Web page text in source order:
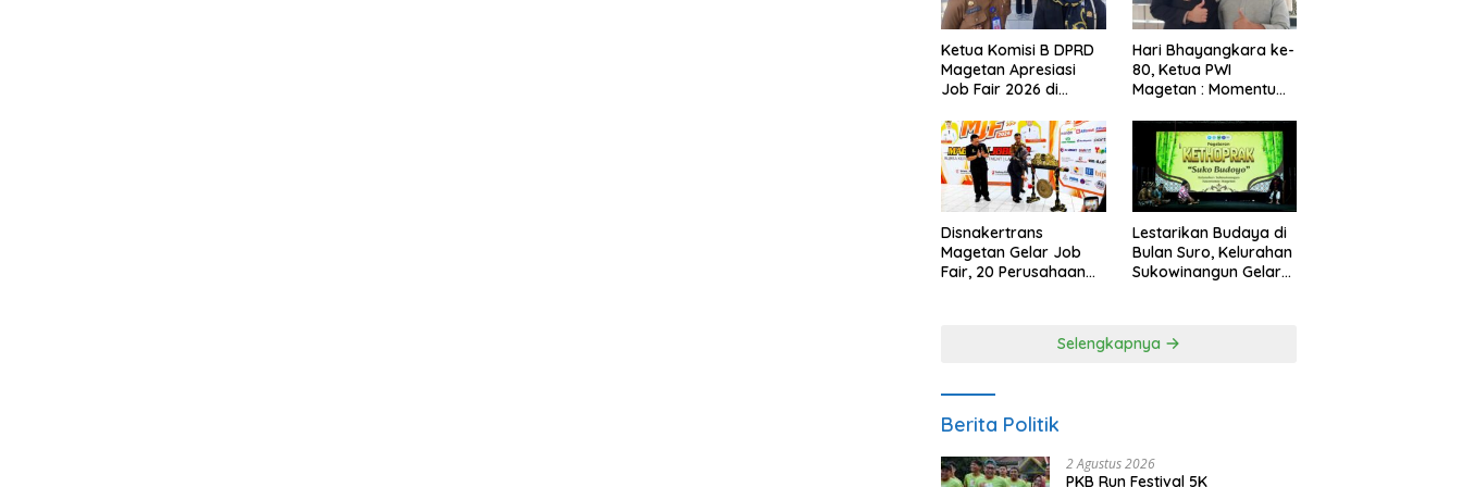
Ketua Komisi B DPRD
Magetan Apresiasi
Job Fair 2026 di
Anggaran
Hari Bhayangkara ke-
80, Ketua PWI
Magetan : Momentum
Kepercayaan Publik
Disnakertrans
Magetan Gelar Job
Fair, 20 Perusahaan
Lestarikan Budaya di
Bulan Suro, Kelurahan
Sukowinangun Gelar
Selengkapnya
Berita Politik
2 Agustus 2026
PKB Run Festival 5K